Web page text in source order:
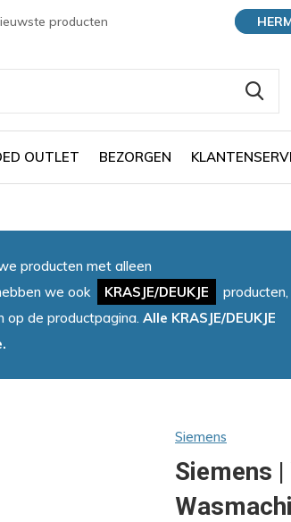
OUTLET BEZORGEN
producten
producten met alleen
we ook KRASJE/DEUKJE
producten,
op de productpagina. Alle KRASJE/DEUKJE
Siemens
Siemens